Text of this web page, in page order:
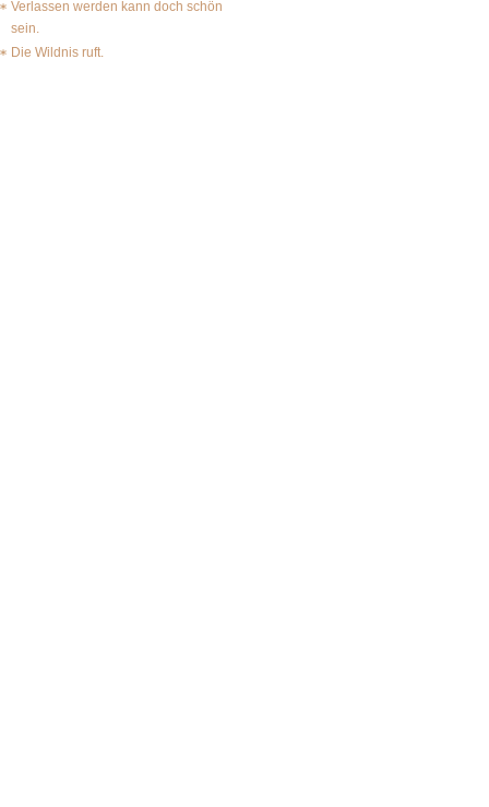
Verlassen werden kann doch schön
sein.
Die Wildnis ruft.